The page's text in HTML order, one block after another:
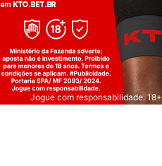
Jogue com responsabilidade. 18+